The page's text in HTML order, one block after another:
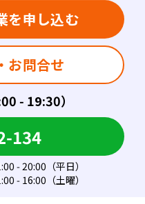
- 19:30）
134
を申し込む
- 20:00（平日）
- 16:00（土曜）
お問合せ